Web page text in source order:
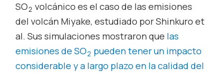
SO2 volcánico es el caso de las emisiones
del volcán Miyake, estudiado por Shinkuro et
al. Sus simulaciones mostraron que las
emisiones de SO2 pueden tener un impacto
considerable y a largo plazo en la calidad del